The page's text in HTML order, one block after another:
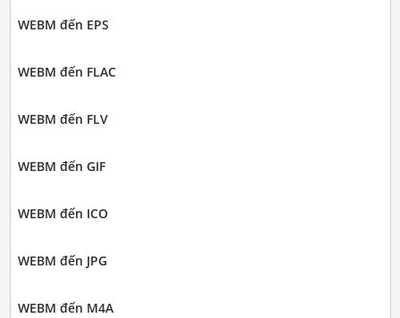
WEBM đến EPS
WEBM đến FLAC
WEBM đến FLV
WEBM đến GIF
WEBM đến ICO
WEBM đến JPG
WEBM đến M4A